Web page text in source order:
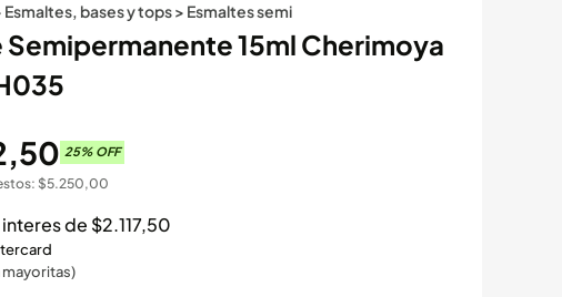
Esmaltes, bases y tops> Esmaltes semi
Semipermanente 15ml Cherimoya
25% OFF
$5.250,00
de $2.117,50
mayoritas)